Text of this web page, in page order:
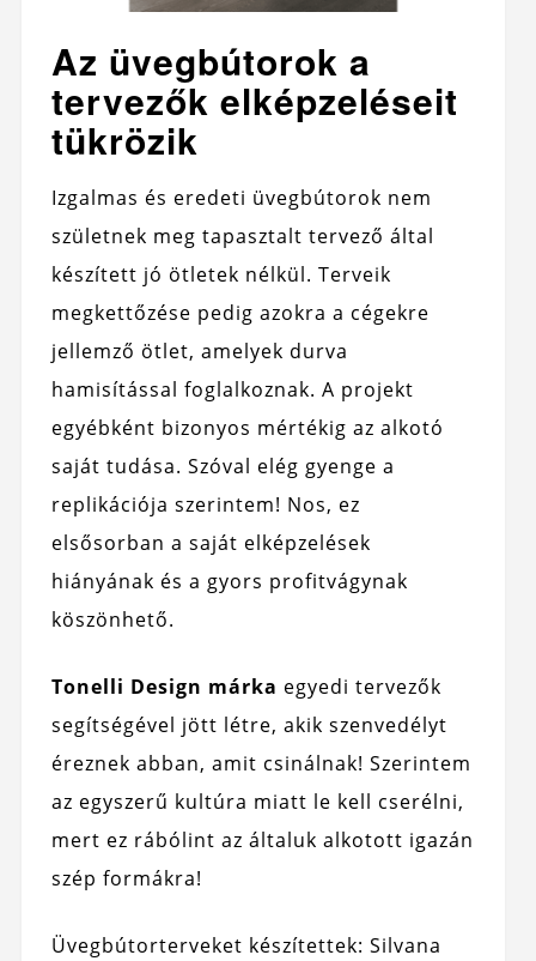
Az üvegbútorok a
tervezők elképzeléseit
tükrözik
Izgalmas és eredeti üvegbútorok nem
születnek meg tapasztalt tervező által
készített jó ötletek nélkül. Terveik
megkettőzése pedig azokra a cégekre
jellemző ötlet, amelyek durva
hamisítással foglalkoznak. A projekt
egyébként bizonyos mértékig az alkotó
saját tudása. Szóval elég gyenge a
replikációja szerintem! Nos, ez
elsősorban a saját elképzelések
hiányának és a gyors profitvágynak
köszönhető.
Tonelli Design márka egyedi tervezők
segítségével jött létre, akik szenvedélyt
éreznek abban, amit csinálnak! Szerintem
az egyszerű kultúra miatt le kell cserélni,
mert ez rábólint az általuk alkotott igazán
szép formákra!
Üvegbútorterveket készítettek: Silvana